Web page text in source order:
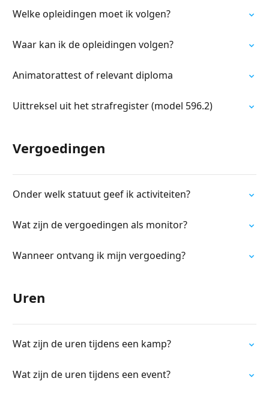
Welke opleidingen moet ik volgen?
Waar kan ik de opleidingen volgen?
Animatorattest of relevant diploma
Uittreksel uit het strafregister (model 596.2)
Vergoedingen
Onder welk statuut geef ik activiteiten?
Wat zijn de vergoedingen als monitor?
Wanneer ontvang ik mijn vergoeding?
Uren
Wat zijn de uren tijdens een kamp?
Wat zijn de uren tijdens een event?